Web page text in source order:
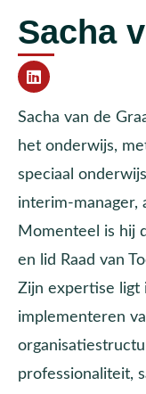
Sacha
Sacha van de
het onderwijs,
speciaal
interim-manager,
Momenteel is hij
en lid Raad van
Zijn expertise ligt
implementeren
professionaliteit,